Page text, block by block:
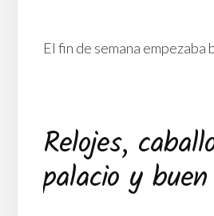
El fin de semana empezaba
Relojes,
palacio y